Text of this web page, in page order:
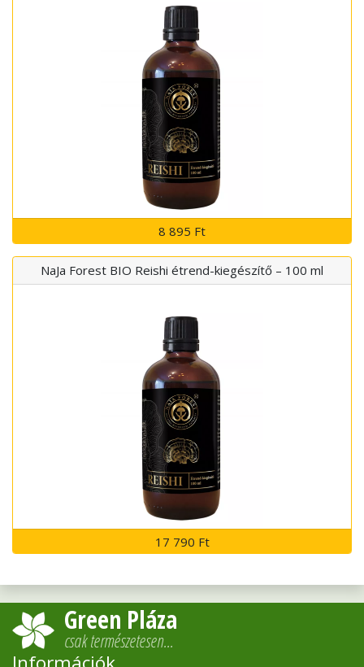
8 895 Ft
NaJa Forest BIO Reishi étrend-kiegészítő – 100 ml
17 790 Ft
Green Pláza
csak természetesen…